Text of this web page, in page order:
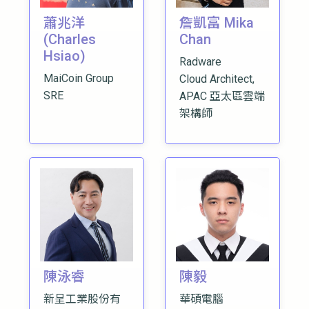
蕭兆洋
(Charles
Hsiao)
MaiCoin Group
SRE
詹凱富 Mika
Chan
Radware
Cloud Architect,
APAC 亞太區雲端
架構師
陳泳睿
新呈工業股份有
陳毅
華碩電腦